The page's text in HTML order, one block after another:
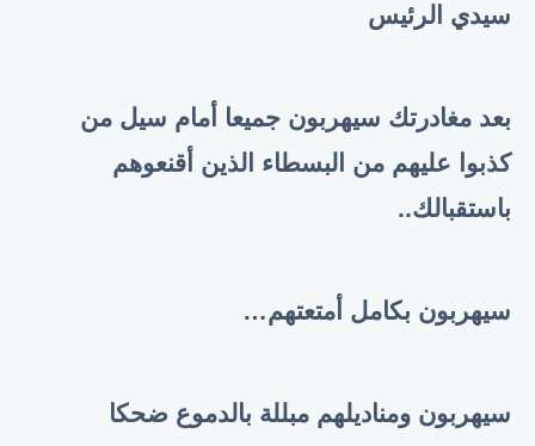
سيدي الرئيس
بعد مغادرتك سيهربون جميعا أمام سيل من
كذبوا عليهم من البسطاء الذين أقنعوهم
باستقبالك..
سيهربون بكامل أمتعتهم…
سيهربون ومناديلهم مبللة بالدموع ضحكا